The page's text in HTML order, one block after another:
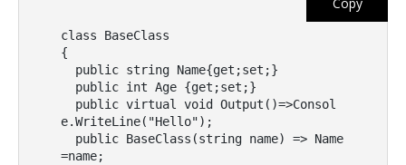
Copy
class BaseClass
{
e.WriteLine("Hello");
=name;